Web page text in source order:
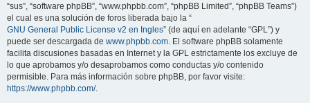
“sus”, “software phpBB”, “www.phpbb.com”, “phpBB Limited”, “phpBB Teams”)
el cual es una solución de foros liberada bajo la “
GNU General Public License v2 en Ingles” (de aquí en adelante “GPL”) y
puede ser descargada de www.phpbb.com. El software phpBB solamente
facilita discusiones basadas en Internet y la GPL estrictamente los excluye de
lo que aprobamos y/o desaprobamos como conductas y/o contenido
permisible. Para más información sobre phpBB, por favor visite:
https://www.phpbb.com/.